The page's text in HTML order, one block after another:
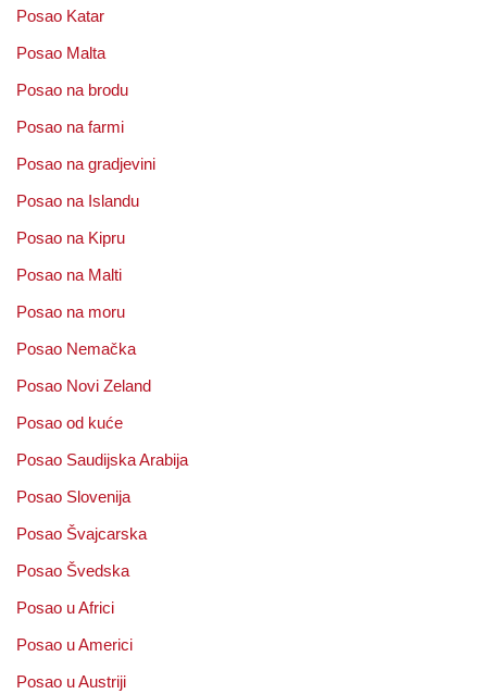
Posao Katar
Posao Malta
Posao na brodu
Posao na farmi
Posao na gradjevini
Posao na Islandu
Posao na Kipru
Posao na Malti
Posao na moru
Posao Nemačka
Posao Novi Zeland
Posao od kuće
Posao Saudijska Arabija
Posao Slovenija
Posao Švajcarska
Posao Švedska
Posao u Africi
Posao u Americi
Posao u Austriji